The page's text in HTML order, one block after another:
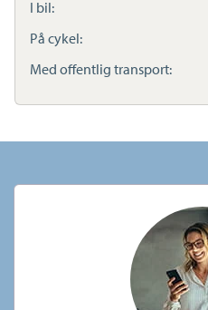
I bil:
På cykel:
Med offentlig transport: